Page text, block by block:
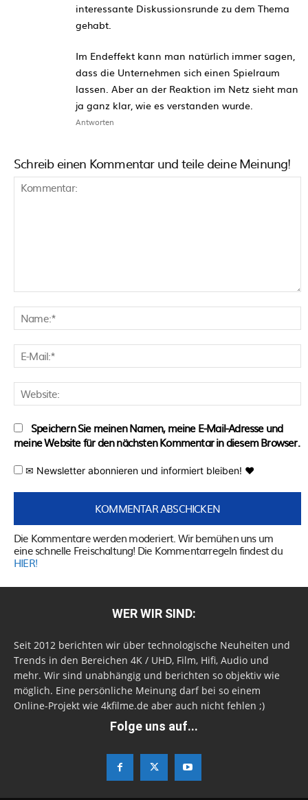
interessante Diskussionsrunde zu dem Thema
gehabt.
Im Endeffekt kann man natürlich immer sagen,
dass die Unternehmen sich einen Spielraum
lassen. Aber an der Reaktion im Netz sieht man
ja ganz klar, wie es verstanden wurde.
Antworten
Schreib einen Kommentar und teile deine Meinung!
Speichern Sie meinen Namen, meine E-Mail-Adresse und
meine Website für den nächsten Kommentar in diesem Browser.
✉ Newsletter abonnieren und informiert bleiben! ♥
Die Kommentare werden moderiert. Wir bemühen uns um
eine schnelle Freischaltung! Die Kommentarregeln findest du
HIER!
WER WIR SIND:
Seit 2012 berichten wir über technologische Neuheiten und
Trends in den Bereichen 4K / UHD, Film, Hifi, Audio und
mehr. Wir sind unabhängig und berichten so objektiv wie
möglich. Eine persönliche Meinung darf bei so einem
Online-Projekt wie 4kfilme.de aber auch nicht fehlen ;)
Folge uns auf...